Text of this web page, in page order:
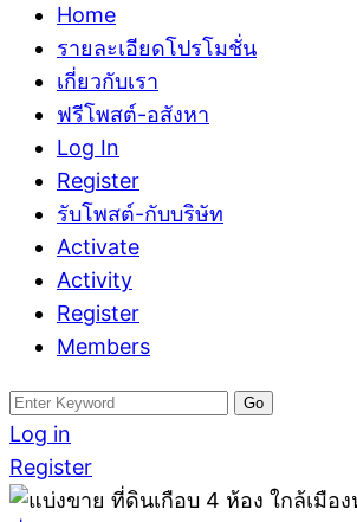
Home
รายละเอียดโปรโมชั่น
เกี่ยวกับเรา
ฟรีโพสต์-อสังหา
Log In
Register
รับโพสต์-กับบริษัท
Activate
Activity
Register
Members
Search
for:
Log in
Register